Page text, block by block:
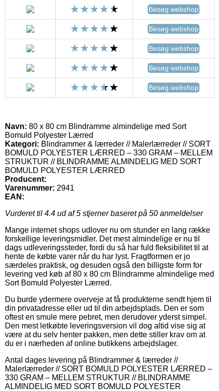
Besøg webshop
Besøg webshop
Besøg webshop
Besøg webshop
Besøg webshop
Navn: 80 x 80 cm Blindramme almindelige med Sort
Bomuld Polyester Lærred
Kategori: Blindrammer & lærreder // Malerlærreder // SORT
BOMULD POLYESTER LÆRRED – 330 GRAM – MELLEM
STRUKTUR // BLINDRAMME ALMINDELIG MED SORT
BOMULD POLYESTER LÆRRED
Producent:
Varenummer: 2941
EAN:
Vurderet til 4.4 ud af 5 stjerner baseret på 50 anmeldelser
Mange internet shops udlover nu om stunder en lang række
forskellige leveringsmidler. Det mest almindelige er nu til
dags udleveringssteder, fordi du så har fuld fleksibilitet til at
hente de købte varer når du har lyst. Fragtformen er jo
særdeles praktisk, og desuden også den billigste form for
levering ved køb af 80 x 80 cm Blindramme almindelige med
Sort Bomuld Polyester Lærred.
Du burde ydermere overveje at få produkterne sendt hjem til
din privatadresse eller ud til din arbejdsplads. Den er som
oftest en smule mere pebret, men derudover yderst simpel.
Den mest letkøbte leveringsversion vil dog altid vise sig at
være at du selv henter pakken, men dette stiller krav om at
du er i nærheden af online butikkens arbejdslager.
Antal dages levering på Blindrammer & lærreder //
Malerlærreder // SORT BOMULD POLYESTER LÆRRED –
330 GRAM – MELLEM STRUKTUR // BLINDRAMME
ALMINDELIG MED SORT BOMULD POLYESTER